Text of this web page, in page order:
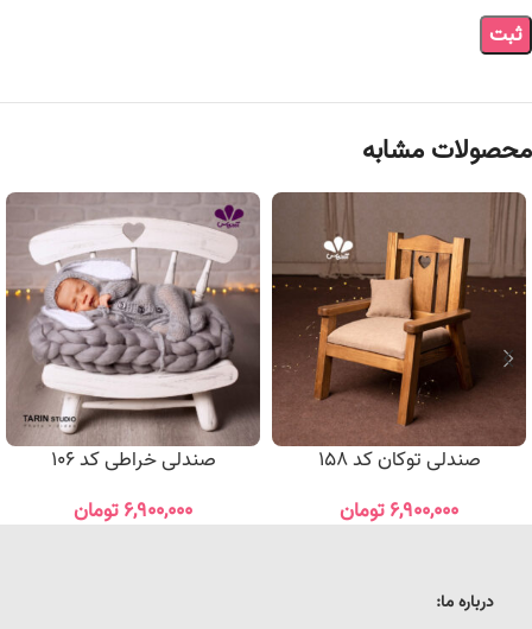
محصولات مشابه
صندلی توکان کد 158
۶,۹۰۰,۰۰۰تومان
صندلی خراطی کد 106
۶,۹۰۰,۰۰۰تومان
درباره ما: